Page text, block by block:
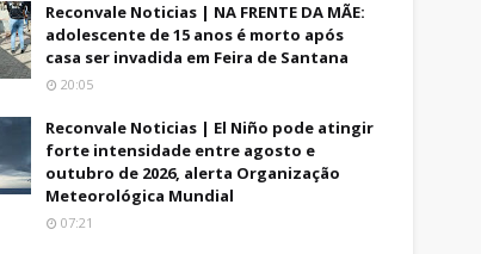
Reconvale Noticias | NA FRENTE DA MÃE:
adolescente de 15 anos é morto após
casa ser invadida em Feira de Santana
20:05
Reconvale Noticias | El Niño pode atingir
forte intensidade entre agosto e
outubro de 2026, alerta Organização
Meteorológica Mundial
07:21